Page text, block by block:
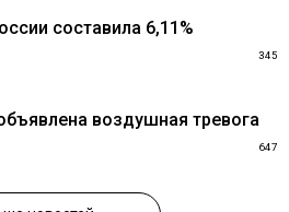
составила 6,11%
345
воздушная тревога
647